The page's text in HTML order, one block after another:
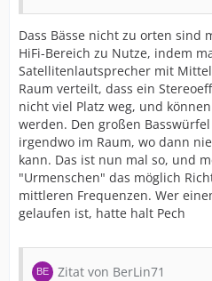
Dass Bässe nicht zu orten sind
HiFi-Bereich zu Nutze, indem
Satellitenlautsprecher mit
Raum verteilt, dass ein
nicht viel Platz weg, und
werden. Den großen
irgendwo im Raum, wo dann
kann. Das ist nun mal so, und
"Urmenschen" das möglich
mittleren Frequenzen. Wer
gelaufen ist, hatte halt Pech
Zitat von BerLin71